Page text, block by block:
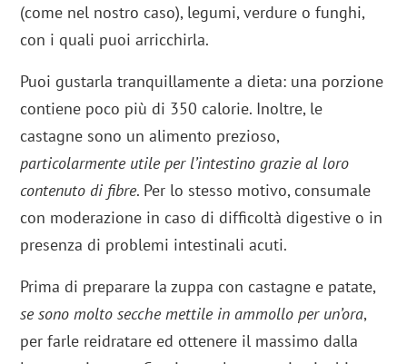
(come nel nostro caso), legumi, verdure o funghi,
con i quali puoi arricchirla.
Puoi gustarla tranquillamente a dieta: una porzione
contiene poco più di 350 calorie. Inoltre, le
castagne sono un alimento prezioso,
particolarmente utile per l’intestino grazie al loro
contenuto di fibre. Per lo stesso motivo, consumale
con moderazione in caso di difficoltà digestive o in
presenza di problemi intestinali acuti.
Prima di preparare la zuppa con castagne e patate,
se sono molto secche mettile in ammollo per un’ora,
per farle reidratare ed ottenere il massimo dalla